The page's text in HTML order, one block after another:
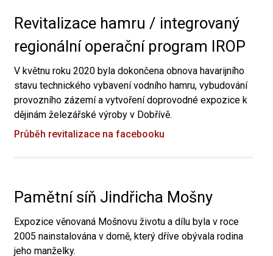
Revitalizace hamru / integrovaný
regionální operační program IROP
V květnu roku 2020 byla dokončena obnova havarijního
stavu technického vybavení vodního hamru, vybudování
provozního zázemí a vytvoření doprovodné expozice k
dějinám železářské výroby v Dobřívě.
Průběh revitalizace na facebooku
Pamětní síň Jindřicha Mošny
Expozice věnovaná Mošnovu životu a dílu byla v roce
2005 nainstalována v domě, který dříve obývala rodina
jeho manželky.